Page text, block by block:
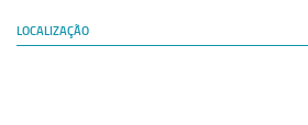
LOCALIZAÇÃO